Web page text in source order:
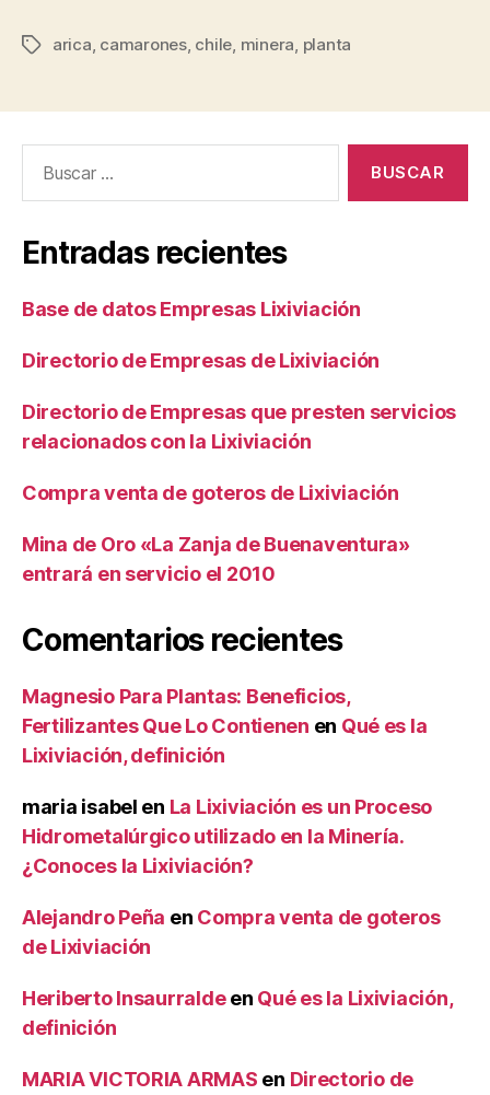
Etiquetas
arica camarones, chile minera planta
Entradas recientes
Base de datos Empresas Lixiviación
Directorio de Empresas de Lixiviación
Directorio de Empresas que presten servicios
relacionados con la Lixiviación
Compra venta de goteros de Lixiviación
Mina de Oro «La Zanja de Buenaventura»
entrará en servicio el 2010
Comentarios recientes
Magnesio Para Plantas: Beneficios,
Fertilizantes Que Lo Contienen en Qué es la
Lixiviación, definición
maria isabel en La Lixiviación es un Proceso
Hidrometalúrgico utilizado en la Minería.
¿Conoces la Lixiviación?
Alejandro Peña en Compra venta de goteros
de Lixiviación
Heriberto Insaurraldeen Qué es la Lixiviación,
definición
MARIA VICTORIA ARMAS en Directorio de